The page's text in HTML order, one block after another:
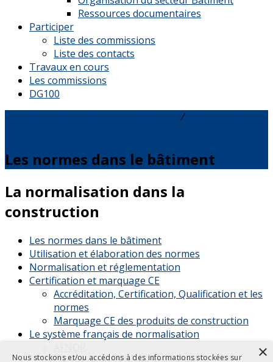
Ressources documentaires
Participer
Liste des commissions
Liste des contacts
Travaux en cours
Les commissions
DG100
⁄
Les normes dans le bâtiment
La normalisation dans la
construction
Les normes dans le bâtiment
Utilisation et élaboration des normes
Normalisation et réglementation
Certification et marquage CE
Accréditation, Certification, Qualification et les
normes
Marquage CE des produits de construction
Le système français de normalisation
Nous stockons et/ou accédons à des informations stockées sur ×